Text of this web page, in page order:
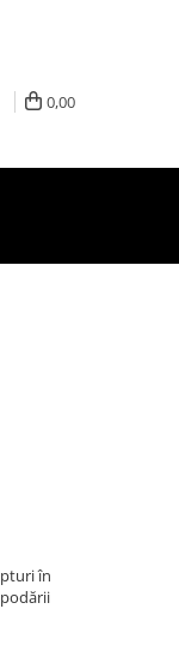
0,00
în